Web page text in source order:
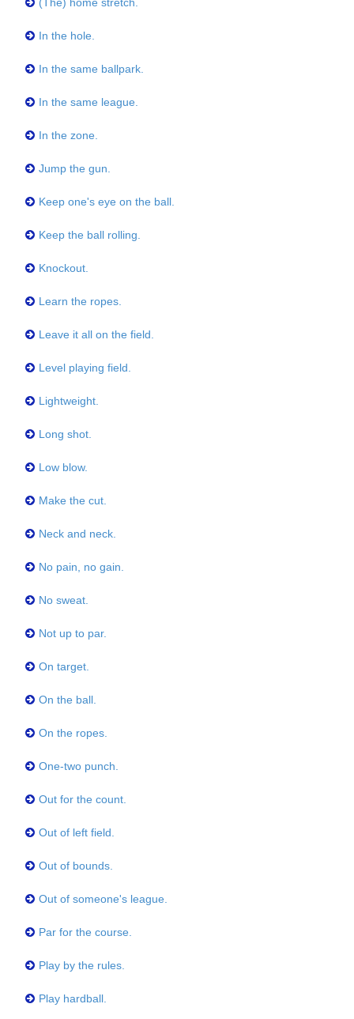
In the hole.
In the same ballpark.
In the same league.
In the zone.
Jump the gun.
Keep one's eye on the ball.
Keep the ball rolling.
Knockout.
Learn the ropes.
Leave it all on the field.
Level playing field.
Lightweight.
Long shot.
Low blow.
Make the cut.
Neck and neck.
No pain, no gain.
No sweat.
Not up to par.
On target.
On the ball.
On the ropes.
One-two punch.
Out for the count.
Out of left field.
Out of bounds.
Out of someone's league.
Par for the course.
Play by the rules.
Play hardball.